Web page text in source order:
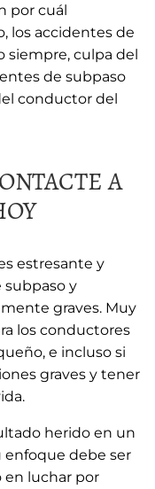
por cuál
los accidentes de
siempre, culpa del
de subpaso
conductor del
A
estresante y
subpaso y
graves. Muy
los conductores
e incluso si
graves y tener
herido en un
enfoque debe ser
en luchar por